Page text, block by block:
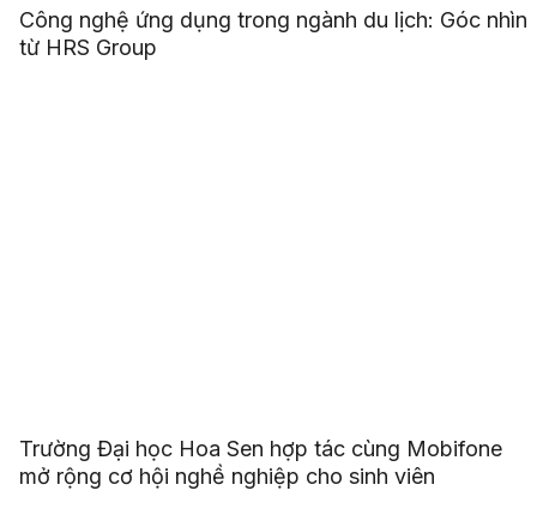
Công nghệ ứng dụng trong ngành du lịch: Góc nhìn
từ HRS Group
Trường Đại học Hoa Sen hợp tác cùng Mobifone
mở rộng cơ hội nghề nghiệp cho sinh viên